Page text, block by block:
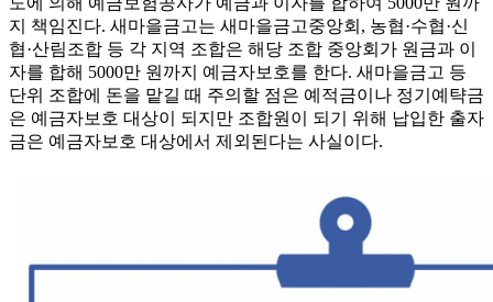
지 책임진다. 새마을금고는 새마을금고중앙회, 농협·수협·신
협·산림조합 등 각 지역 조합은 해당 조합 중앙회가 원금과 이
자를 합해 5000만 원까지 예금자보호를 한다. 새마을금고 등
단위 조합에 돈을 맡길 때 주의할 점은 예적금이나 정기예탹금
은 예금자보호 대상이 되지만 조합원이 되기 위해 납입한 출자
금은 예금자보호 대상에서 제외된다는 사실이다.